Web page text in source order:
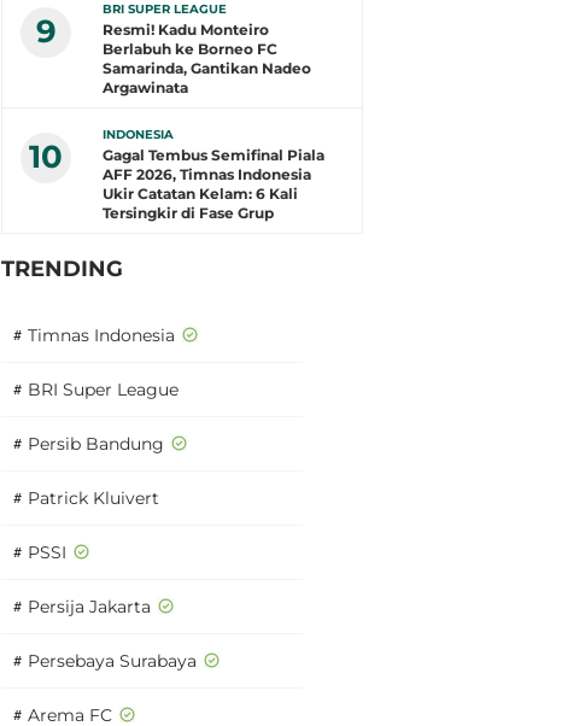
9
BRI SUPER LEAGUE
Resmi! Kadu Monteiro
Berlabuh ke Borneo FC
Samarinda, Gantikan Nadeo
Argawinata
10
INDONESIA
Gagal Tembus Semifinal Piala
AFF 2026, Timnas Indonesia
Ukir Catatan Kelam: 6 Kali
Tersingkir di Fase Grup
TRENDING
# Timnas Indonesia
# BRI Super League
# Persib Bandung
# Patrick Kluivert
# PSSI
# Persija Jakarta
# Persebaya Surabaya
# Arema FC